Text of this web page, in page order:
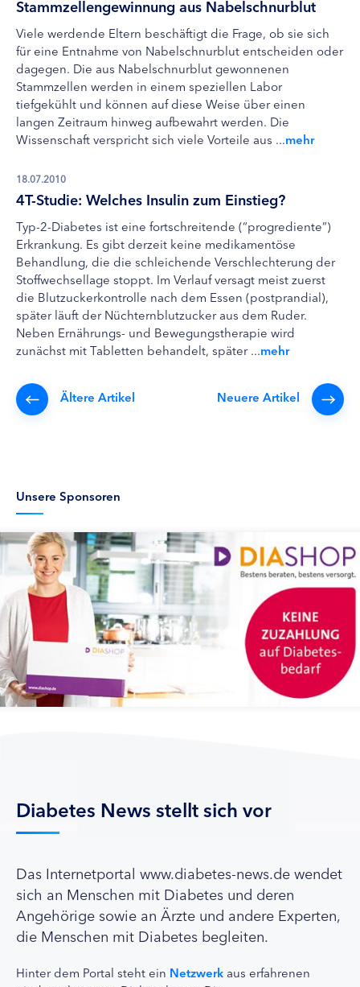
Stammzellengewinnung aus Nabelschnurblut
Viele werdende Eltern beschäftigt die Frage, ob sie sich
für eine Entnahme von Nabelschnurblut entscheiden oder
dagegen. Die aus Nabelschnurblut gewonnenen
Stammzellen werden in einem speziellen Labor
tiefgekühlt und können auf diese Weise über einen
langen Zeitraum hinweg aufbewahrt werden. Die
Wissenschaft verspricht sich viele Vorteile aus ...mehr
18.07.2010
4T-Studie: Welches Insulin zum Einstieg?
Typ-2-Diabetes ist eine fortschreitende (“progrediente”)
Erkrankung. Es gibt derzeit keine medikamentöse
Behandlung, die die schleichende Verschlechterung der
Stoffwechsellage stoppt. Im Verlauf versagt meist zuerst
die Blutzuckerkontrolle nach dem Essen (postprandial),
später läuft der Nüchternblutzucker aus dem Ruder.
Neben Ernährungs- und Bewegungstherapie wird
zunächst mit Tabletten behandelt, später ...mehr
Neuere Artikel
Ältere Artikel
Unsere Sponsoren
Diabetes News stellt sich vor
Das Internetportal www.diabetes-news.de wendet
sich an Menschen mit Diabetes und deren
Angehörige sowie an Ärzte und andere Experten,
die Menschen mit Diabetes begleiten.
Hinter dem Portal steht ein Netzwerk aus erfahrenen